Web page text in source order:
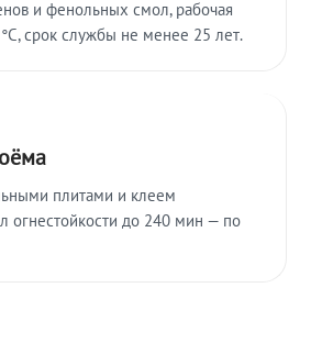
и фенольных смол, рабочая
срок службы не менее 25 лет.
плитами и клеем
огнестойкости до 240 мин — по